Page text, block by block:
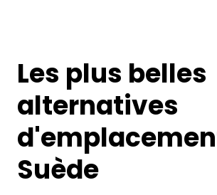
Les plus belles
alternatives
Suède